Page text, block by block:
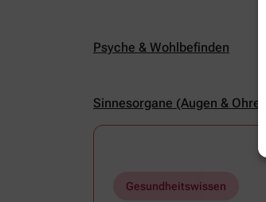
Psyche & Wohlbefinden
Sinnesorgane (Augen & Ohren)
Gesundheitswissen